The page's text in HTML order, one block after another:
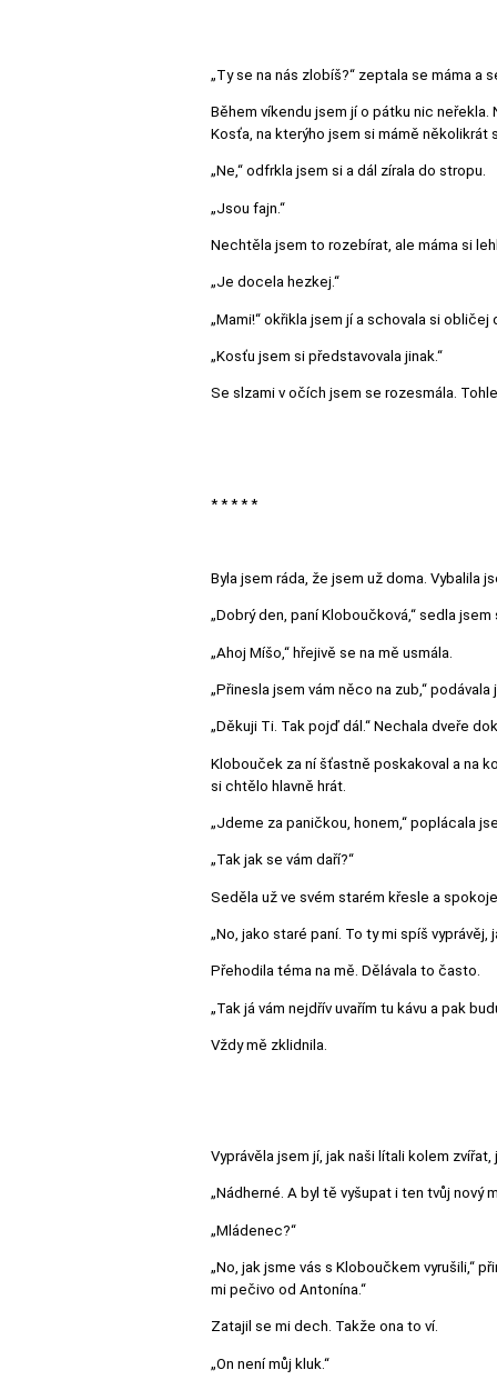
„Ty se na nás zlobíš?“ zeptala se máma a
Během víkendu jsem jí o pátku nic
Kosťa, na kterýho jsem si mámě několikrát
„Ne,“ odfrkla jsem si a dál zírala do stropu.
„Jsou fajn.“
Nechtěla jsem to rozebírat, ale máma si
„Je docela hezkej.“
„Mami!“ okřikla jsem jí a schovala si obličej
„Kosťu jsem si představovala jinak.“
Se slzami v očích jsem se rozesmála.
* * * * *
Byla jsem ráda, že jsem už doma. Vybalila
„Dobrý den, paní Kloboučková,“ sedla
„Ahoj Míšo,“ hřejivě se na mě usmála.
„Přinesla jsem vám něco na zub,“
„Děkuji Ti. Tak pojď dál.“ Nechala dveře
Klobouček za ní šťastně poskakoval a na
si chtělo hlavně hrát.
„Jdeme za paničkou, honem,“ poplácala
„Tak jak se vám daří?“
Seděla už ve svém starém křesle a
„No, jako staré paní. To ty mi spíš vyprávěj,
Přehodila téma na mě. Dělávala to často.
„Tak já vám nejdřív uvařím tu kávu a pak
Vždy mě zklidnila.
Vyprávěla jsem jí, jak naši lítali kolem
„Nádherné. A byl tě vyšupat i ten tvůj nový
„Mládenec?“
„No, jak jsme vás s Kloboučkem vyrušili,“
mi pečivo od Antonína.“
Zatajil se mi dech. Takže ona to ví.
„On není můj kluk.“